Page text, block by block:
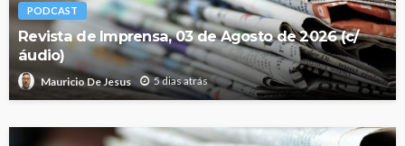
PODCAST
Revista de Imprensa, 03 de Agosto de 2026 (c/
áudio)
Mauricio De Jesus 5 dias atrás